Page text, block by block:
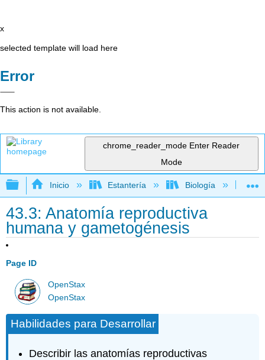
x
selected template will load here
Error
This action is not available.
chrome_reader_mode Enter Reader
Mode
Expandir/contraer jerarquía global
Inicio Estantería Biología
43.3: Anatomía reproductiva
humana y gametogénesis
Page ID
OpenStax
OpenStax
Habilidades para Desarrollar
Describir las anatomías reproductivas